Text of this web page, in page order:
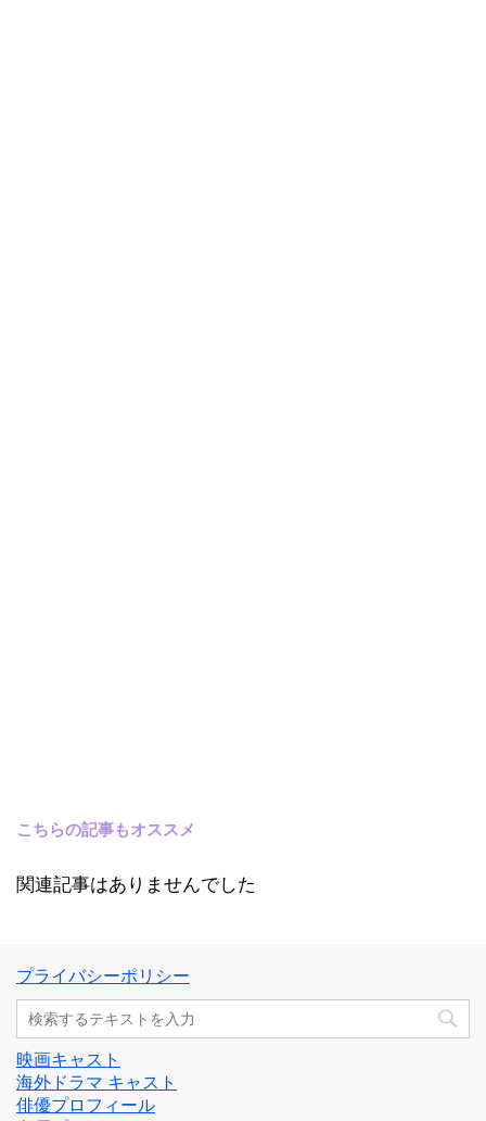
こちらの記事もオススメ
関連記事はありませんでした
プライバシーポリシー
映画キャスト
海外ドラマ キャスト
俳優プロフィール